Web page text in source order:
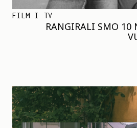
FILM I TV
RANGIRALI SMO 10